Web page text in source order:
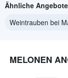
Ähnliche
Weintrauben bei
MELONEN